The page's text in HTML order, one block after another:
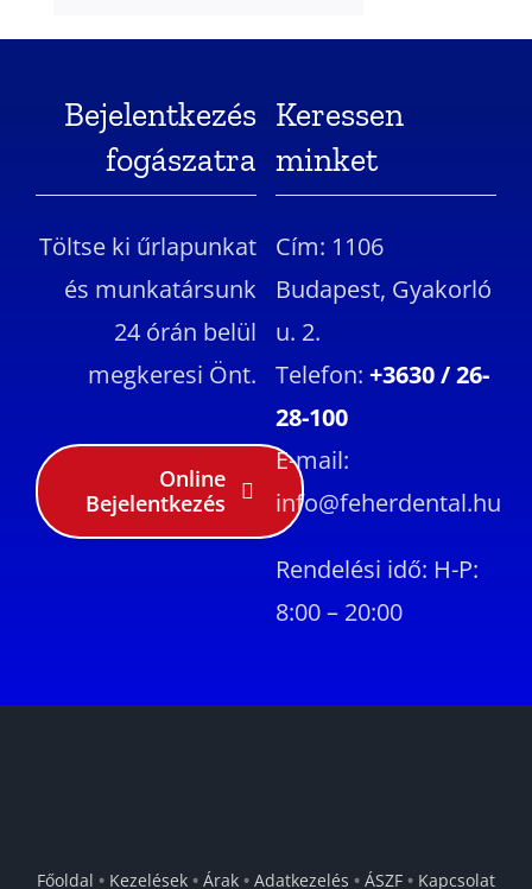
Bejelentkezés
fogászatra
Töltse ki űrlapunkat
és munkatársunk
24 órán belül
megkeresi Önt.
Online
Bejelentkezés
Keressen
minket
Cím: 1106
Budapest, Gyakorló
u. 2.
Telefon: +3630 / 26-
28-100
E-mail:
info@feherdental.hu
Rendelési idő: H-P:
8:00 – 20:00
Főoldal • Kezelések • Árak • Adatkezelés • ÁSZF • Kapcsolat